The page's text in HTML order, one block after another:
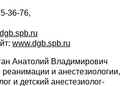
36-76,
www.dgb.spb.ru
Анатолий Владимирович
и анестезиологии,
и детский анестезиолог-